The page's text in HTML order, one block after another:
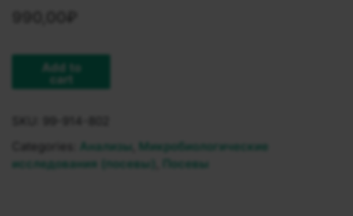
Add to
cart
Анализы Микробиологические
исследования (посевы)
Посевы